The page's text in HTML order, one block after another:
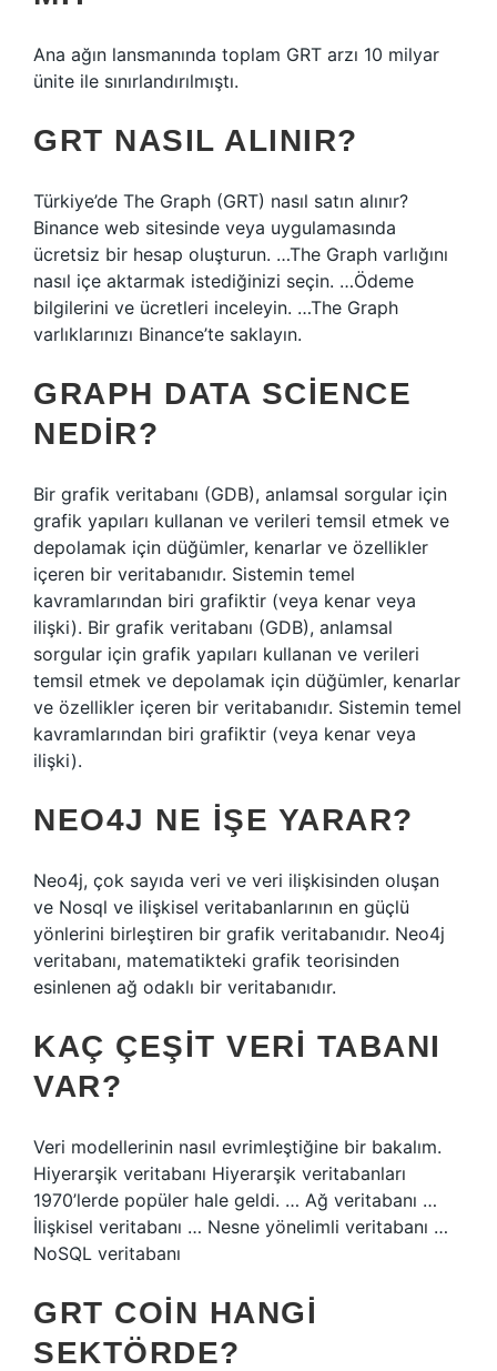
Ana ağın lansmanında toplam GRT arzı 10 milyar
ünite ile sınırlandırılmıştı.
GRT NASIL ALINIR?
Türkiye’de The Graph (GRT) nasıl satın alınır?
Binance web sitesinde veya uygulamasında
ücretsiz bir hesap oluşturun. …The Graph varlığını
nasıl içe aktarmak istediğinizi seçin. …Ödeme
bilgilerini ve ücretleri inceleyin. …The Graph
varlıklarınızı Binance’te saklayın.
GRAPH DATA SCIENCE
NEDIR?
Bir grafik veritabanı (GDB), anlamsal sorgular için
grafik yapıları kullanan ve verileri temsil etmek ve
depolamak için düğümler, kenarlar ve özellikler
içeren bir veritabanıdır. Sistemin temel
kavramlarından biri grafiktir (veya kenar veya
ilişki). Bir grafik veritabanı (GDB), anlamsal
sorgular için grafik yapıları kullanan ve verileri
temsil etmek ve depolamak için düğümler, kenarlar
ve özellikler içeren bir veritabanıdır. Sistemin temel
kavramlarından biri grafiktir (veya kenar veya
ilişki).
NEO4J NE IŞE YARAR?
Neo4j, çok sayıda veri ve veri ilişkisinden oluşan
ve Nosql ve ilişkisel veritabanlarının en güçlü
yönlerini birleştiren bir grafik veritabanıdır. Neo4j
veritabanı, matematikteki grafik teorisinden
esinlenen ağ odaklı bir veritabanıdır.
KAÇ ÇEŞIT VERI TABANI
VAR?
Veri modellerinin nasıl evrimleştiğine bir bakalım.
Hiyerarşik veritabanı Hiyerarşik veritabanları
1970’lerde popüler hale geldi. … Ağ veritabanı …
İlişkisel veritabanı … Nesne yönelimli veritabanı …
NoSQL veritabanı
GRT COIN HANGI
SEKTÖRDE?